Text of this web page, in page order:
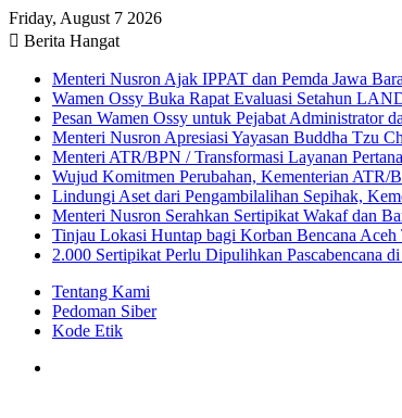
Friday, August 7 2026
Berita Hangat
Menteri Nusron Ajak IPPAT dan Pemda Jawa
Wamen Ossy Buka Rapat Evaluasi Setahun
Pesan Wamen Ossy untuk Pejabat Administrator
Menteri Nusron Apresiasi Yayasan Buddha Tzu
Menteri ATR/BPN / Transformasi Layanan
Wujud Komitmen Perubahan, Kementerian ATR/
Lindungi Aset dari Pengambilalihan Sepihak,
Menteri Nusron Serahkan Sertipikat Wakaf dan
Tinjau Lokasi Huntap bagi Korban Bencana
2.000 Sertipikat Perlu Dipulihkan Pascabencana
Tentang Kami
Pedoman Siber
Kode Etik